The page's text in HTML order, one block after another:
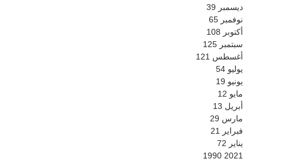
ديسمبر 39
نوفمبر 65
أكتوبر 108
سبتمبر 125
أغسطس 121
يوليو 54
يونيو 19
مايو 12
أبريل 13
مارس 29
فبراير
21
يناير 72
2021
1990